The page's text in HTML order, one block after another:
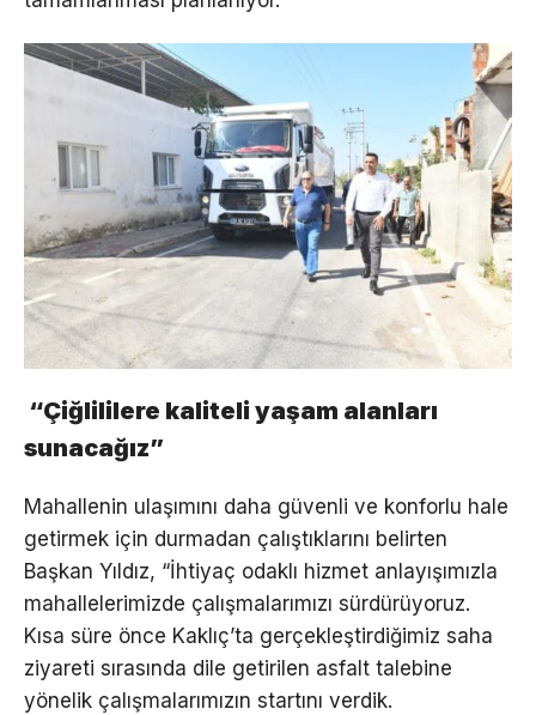
“Çiğlililere kaliteli yaşam alanları
sunacağız”
Mahallenin ulaşımını daha güvenli ve konforlu hale
getirmek için durmadan çalıştıklarını belirten
Başkan Yıldız, “İhtiyaç odaklı hizmet anlayışımızla
mahallelerimizde çalışmalarımızı sürdürüyoruz.
Kısa süre önce Kaklıç’ta gerçekleştirdiğimiz saha
ziyareti sırasında dile getirilen asfalt talebine
yönelik çalışmalarımızın startını verdik.